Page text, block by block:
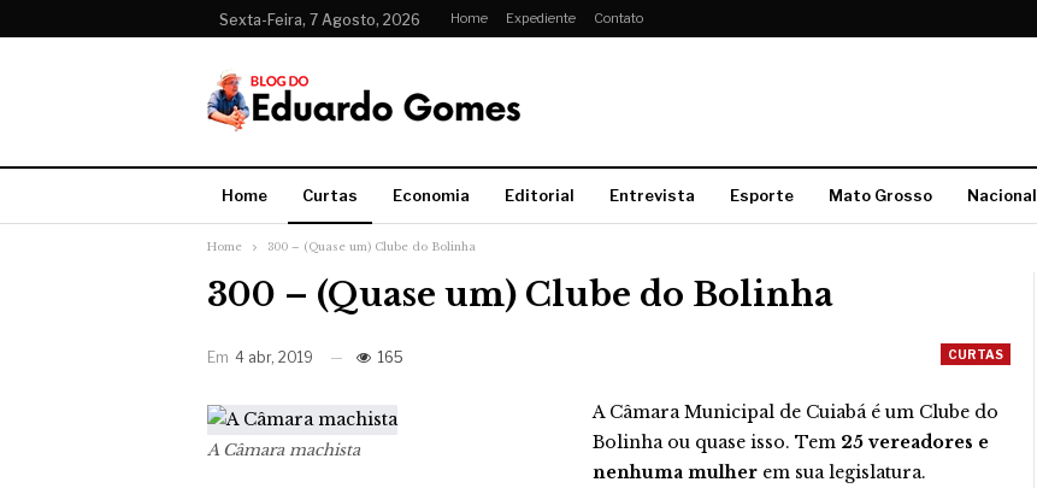
Sexta-Feira, 7 Agosto, 2026 Home Expediente Contato
Home Curtas Economia Editorial Entrevista Esporte Mato Grosso Nacional
Home 300 – (Quase um) Clube do Bolinha
300 – (Quase um) Clube do Bolinha
CURTAS
Em 4 abr, 2019 165
A Câmara machista
A Câmara Municipal de Cuiabá é um Clube do
Bolinha ou quase isso. Tem 25 vereadores e
nenhuma mulher em sua legislatura.